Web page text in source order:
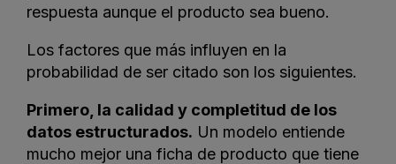
respuesta aunque el producto sea bueno.
Los factores que más influyen en la
probabilidad de ser citado son los siguientes.
Primero, la calidad y completitud de los
datos estructurados. Un modelo entiende
mucho mejor una ficha de producto que tiene